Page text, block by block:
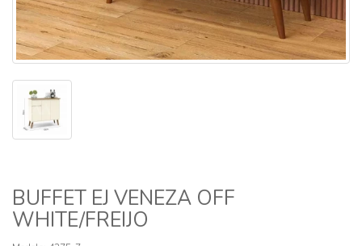
BUFFET EJ VENEZA OFF
WHITE/FREIJO